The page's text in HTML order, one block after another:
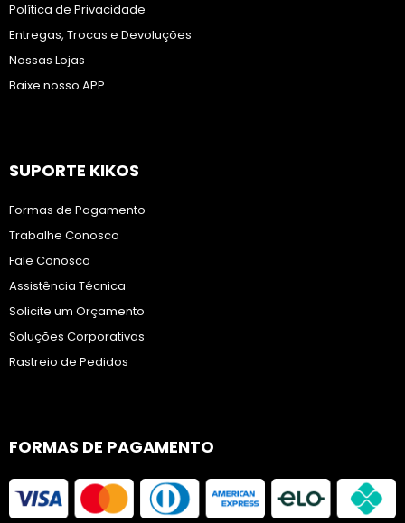
Política de Privacidade
Entregas, Trocas e Devoluções
Nossas Lojas
Baixe nosso APP
SUPORTE KIKOS
Formas de Pagamento
Trabalhe Conosco
Fale Conosco
Assistência Técnica
Solicite um Orçamento
Soluções Corporativas
Rastreio de Pedidos
FORMAS DE PAGAMENTO